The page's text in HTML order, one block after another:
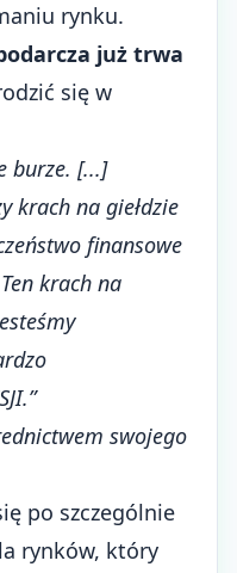
rynku.
już trwa
się w
burze. [...]
krach na giełdzie
finansowe
krach na
swojego
po szczególnie
rynków, który